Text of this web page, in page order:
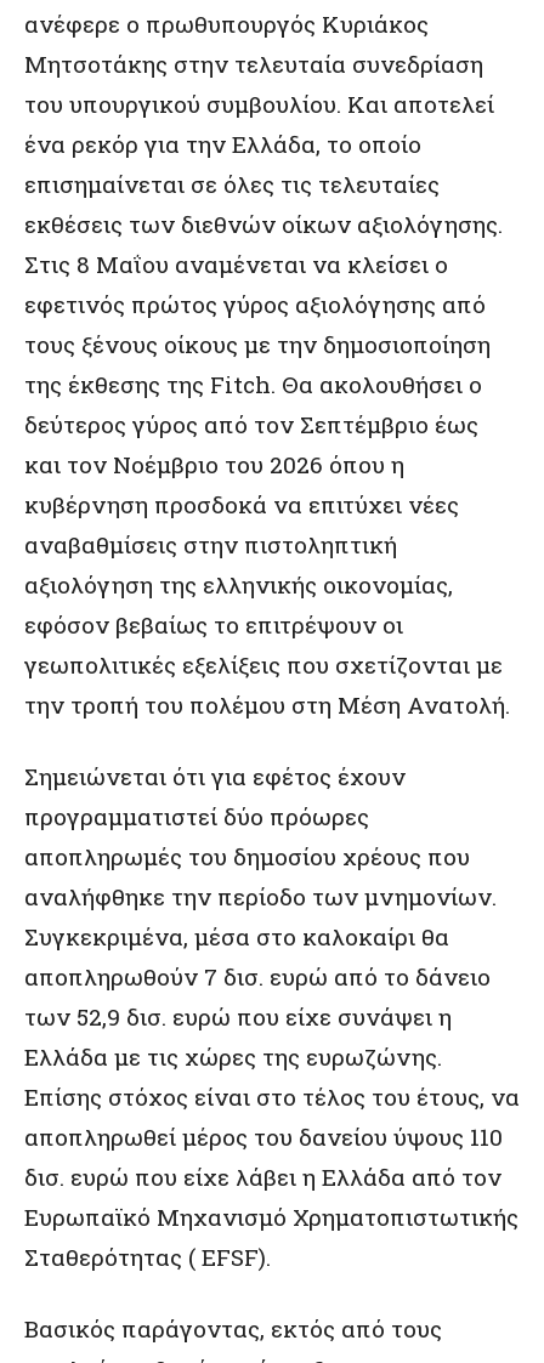
ανέφερε ο πρωθυπουργός Κυριάκος
Μητσοτάκης στην τελευταία συνεδρίαση
του υπουργικού συμβουλίου. Και αποτελεί
ένα ρεκόρ για την Ελλάδα, το οποίο
επισημαίνεται σε όλες τις τελευταίες
εκθέσεις των διεθνών οίκων αξιολόγησης.
Στις 8 Μαΐου αναμένεται να κλείσει ο
εφετινός πρώτος γύρος αξιολόγησης από
τους ξένους οίκους με την δημοσιοποίηση
της έκθεσης της Fitch. Θα ακολουθήσει ο
δεύτερος γύρος από τον Σεπτέμβριο έως
και τον Νοέμβριο του 2026 όπου η
κυβέρνηση προσδοκά να επιτύχει νέες
αναβαθμίσεις στην πιστοληπτική
αξιολόγηση της ελληνικής οικονομίας,
εφόσον βεβαίως το επιτρέψουν οι
γεωπολιτικές εξελίξεις που σχετίζονται με
την τροπή του πολέμου στη Μέση Ανατολή.
Σημειώνεται ότι για εφέτος έχουν
προγραμματιστεί δύο πρόωρες
αποπληρωμές του δημοσίου χρέους που
αναλήφθηκε την περίοδο των μνημονίων.
Συγκεκριμένα, μέσα στο καλοκαίρι θα
αποπληρωθούν 7 δισ. ευρώ από το δάνειο
των 52,9 δισ. ευρώ που είχε συνάψει η
Ελλάδα με τις χώρες της ευρωζώνης.
Επίσης στόχος είναι στο τέλος του έτους, να
αποπληρωθεί μέρος του δανείου ύψους 110
δισ. ευρώ που είχε λάβει η Ελλάδα από τον
Ευρωπαϊκό Μηχανισμό Χρηματοπιστωτικής
Σταθερότητας ( EFSF).
Βασικός παράγοντας, εκτός από τους